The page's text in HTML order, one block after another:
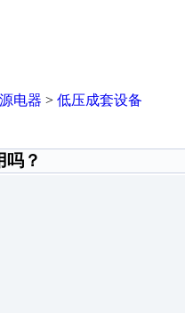
电器 > 低压成套设备
吗？